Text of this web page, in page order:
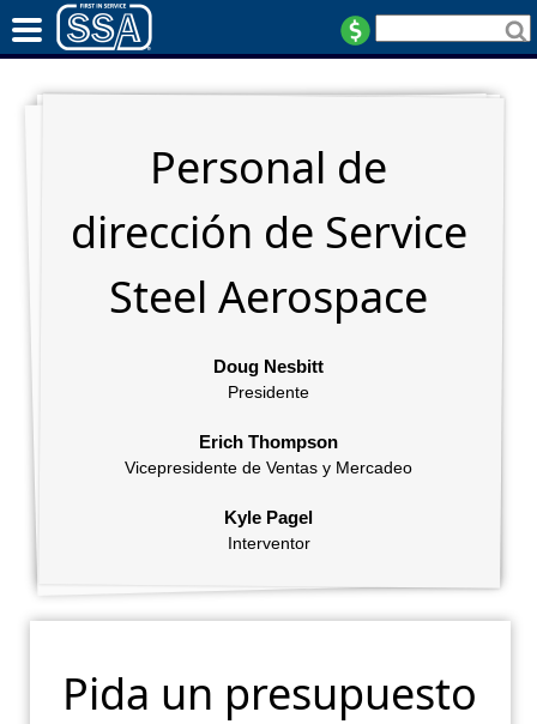
Personal de
dirección de Service
Steel Aerospace
Doug Nesbitt
Presidente
Erich Thompson
Vicepresidente de Ventas y Mercadeo
Kyle Pagel
Interventor
Pida un presupuesto